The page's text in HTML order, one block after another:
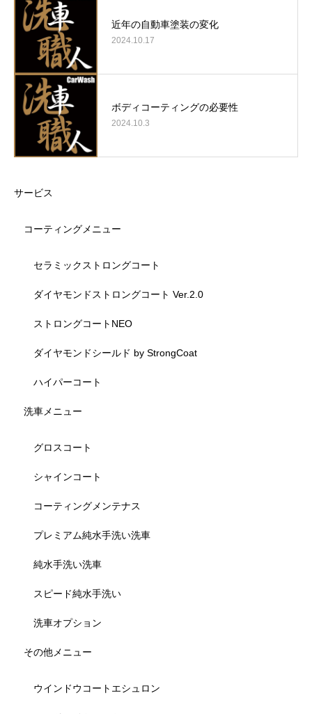
近年の自動車塗装の変化
2024.10.17
ボディコーティングの必要性
2024.10.3
サービス
コーティングメニュー
セラミックストロングコート
ダイヤモンドストロングコート Ver.2.0
ストロングコートNEO
ダイヤモンドシールド by StrongCoat
ハイパーコート
洗車メニュー
グロスコート
シャインコート
コーティングメンテナス
プレミアム純水手洗い洗車
純水手洗い洗車
スピード純水手洗い
洗車オプション
その他メニュー
ウインドウコートエシュロン